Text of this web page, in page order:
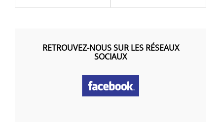
RETROUVEZ-NOUS SUR LES RÉSEAUX
SOCIAUX